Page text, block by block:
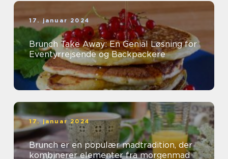
17. januar 2024
Brunch Take Away: En Genial Løsning for
Eventyrrejsende og Backpackere
17. januar 2024
Brunch er en populær madtradition, der
kombinerer elementer fra morgenmad